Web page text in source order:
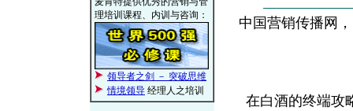
理培训课程、内训与咨询：
领导者之剑 － 突破思维
情境领导 经理人之培训
中国营销传播网
在白酒的终端攻略